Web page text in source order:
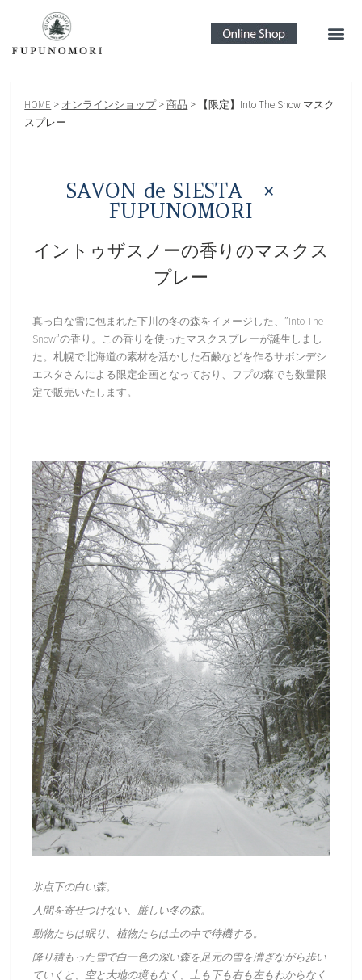
HOME > オンラインショップ>商品 >
【限定】Into The Snow マスク
スプレー
SAVON de SIESTA ×
FUPUNOMORI
イントゥザスノーの香りのマスクス
プレー
真っ白な雪に包まれた下川の冬の森をイメージした、”Into The
Snow”の香り。この香りを使ったマスクスプレーが誕生しまし
た。札幌で北海道の素材を活かした石鹸などを作るサボンデシ
エスタさんによる限定企画となっており、フプの森でも数量限
定で販売いたします。
氷点下の白い森。
人間を寄せつけない、厳しい冬の森。
動物たちは眠り、植物たちは土の中で待機する。
降り積もった雪で白一色の深い森を足元の雪を漕ぎながら歩い
ていくと、空と大地の境もなく、上も下も右も左もわからなく